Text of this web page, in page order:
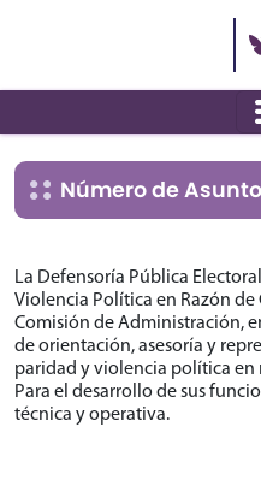
Número de
La Defensoría Pública
Violencia Política en Razón
Comisión de Administración,
de orientación, asesoría y
paridad y violencia política en
Para el desarrollo de sus
técnica y operativa.